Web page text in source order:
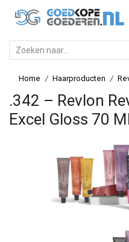
Home / Haarproducten /
.342 – Revlon
Excel Gloss 70